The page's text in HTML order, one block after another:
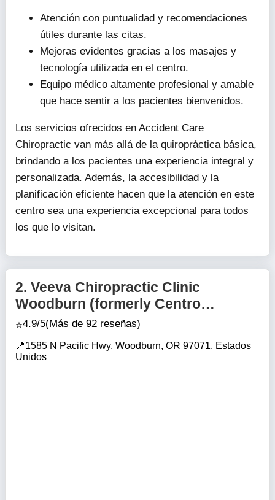
Atención con puntualidad y recomendaciones
útiles durante las citas.
Mejoras evidentes gracias a los masajes y
tecnología utilizada en el centro.
Equipo médico altamente profesional y amable
que hace sentir a los pacientes bienvenidos.
Los servicios ofrecidos en Accident Care
Chiropractic van más allá de la quiropráctica básica,
brindando a los pacientes una experiencia integral y
personalizada. Además, la accesibilidad y la
planificación eficiente hacen que la atención en este
centro sea una experiencia excepcional para todos
los que lo visitan.
2. Veeva Chiropractic Clinic
Woodburn (formerly Centro
Chiropractic)
4.9/5(Más de 92 reseñas)
1585 N Pacific Hwy, Woodburn, OR 97071, Estados
Unidos